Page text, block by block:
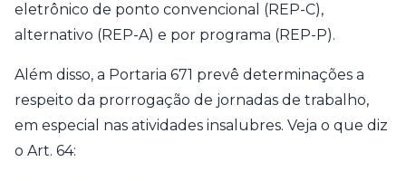
eletrônico de ponto convencional (REP-C),
alternativo (REP-A) e por programa (REP-P).
Além disso, a Portaria 671 prevê determinações a
respeito da prorrogação de jornadas de trabalho,
em especial nas atividades insalubres. Veja o que diz
o Art. 64: